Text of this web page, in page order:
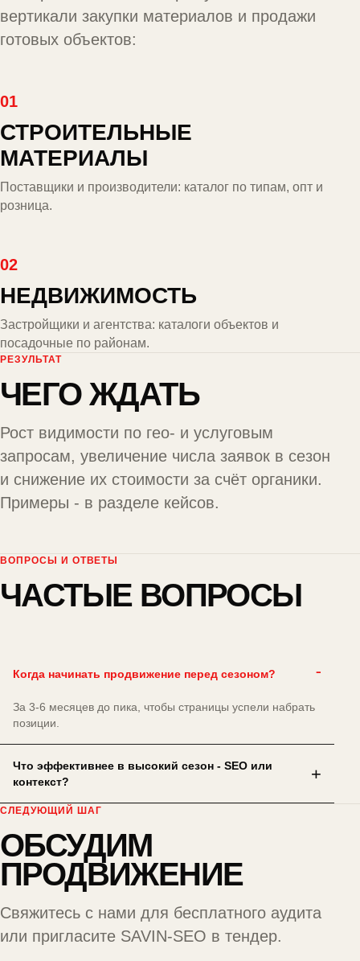
вертикали закупки материалов и продажи
готовых объектов:
01
СТРОИТЕЛЬНЫЕ
МАТЕРИАЛЫ
Поставщики и производители: каталог по типам, опт и
розница.
02
НЕДВИЖИМОСТЬ
Застройщики и агентства: каталоги объектов и
посадочные по районам.
РЕЗУЛЬТАТ
ЧЕГО ЖДАТЬ
Рост видимости по гео- и услуговым
запросам, увеличение числа заявок в сезон
и снижение их стоимости за счёт органики.
Примеры - в разделе кейсов.
ВОПРОСЫ И ОТВЕТЫ
ЧАСТЫЕ ВОПРОСЫ
Когда начинать продвижение перед сезоном?
За 3-6 месяцев до пика, чтобы страницы успели набрать
позиции.
Что эффективнее в высокий сезон - SEO или
контекст?
СЛЕДУЮЩИЙ ШАГ
ОБСУДИМ
ПРОДВИЖЕНИЕ
Свяжитесь с нами для бесплатного аудита
или пригласите SAVIN-SEO в тендер.